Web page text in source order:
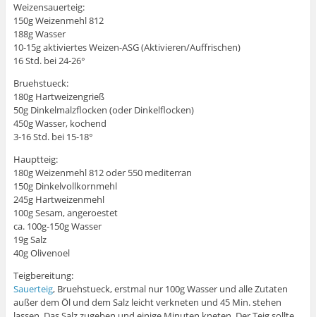
Weizensauerteig:
150g Weizenmehl 812
188g Wasser
10-15g aktiviertes Weizen-ASG (Aktivieren/Auffrischen)
16 Std. bei 24-26°
Bruehstueck:
180g Hartweizengrieß
50g Dinkelmalzflocken (oder Dinkelflocken)
450g Wasser, kochend
3-16 Std. bei 15-18°
Hauptteig:
180g Weizenmehl 812 oder 550 mediterran
150g Dinkelvollkornmehl
245g Hartweizenmehl
100g Sesam, angeroestet
ca. 100g-150g Wasser
19g Salz
40g Olivenoel
Teigbereitung:
Sauerteig, Bruehstueck, erstmal nur 100g Wasser und alle Zutaten
außer dem Öl und dem Salz leicht verkneten und 45 Min. stehen